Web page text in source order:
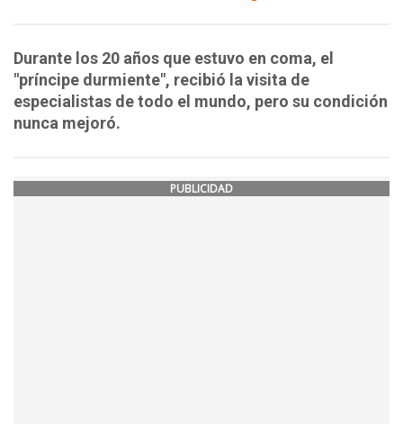
Durante los 20 años que estuvo en coma, el
"príncipe durmiente", recibió la visita de
especialistas de todo el mundo, pero su condición
nunca mejoró.
PUBLICIDAD